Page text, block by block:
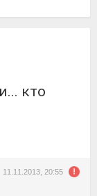
11.11.2013, 20:55